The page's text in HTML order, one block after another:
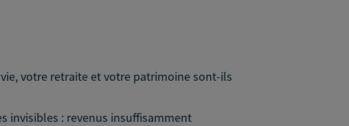
votre retraite et votre patrimoine sont-ils
invisibles : revenus insuffisamment